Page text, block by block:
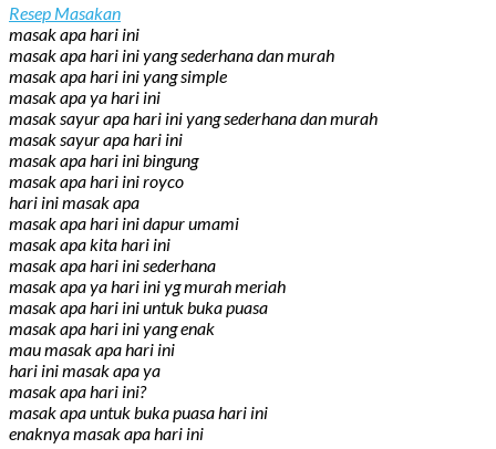
Resep Masakan
masak apa hari ini
masak apa hari ini yang sederhana dan murah
masak apa hari ini yang simple
masak apa ya hari ini
masak sayur apa hari ini yang sederhana dan murah
masak sayur apa hari ini
masak apa hari ini bingung
masak apa hari ini royco
hari ini masak apa
masak apa hari ini dapur umami
masak apa kita hari ini
masak apa hari ini sederhana
masak apa ya hari ini yg murah meriah
masak apa hari ini untuk buka puasa
masak apa hari ini yang enak
mau masak apa hari ini
hari ini masak apa ya
masak apa hari ini?
masak apa untuk buka puasa hari ini
enaknya masak apa hari ini